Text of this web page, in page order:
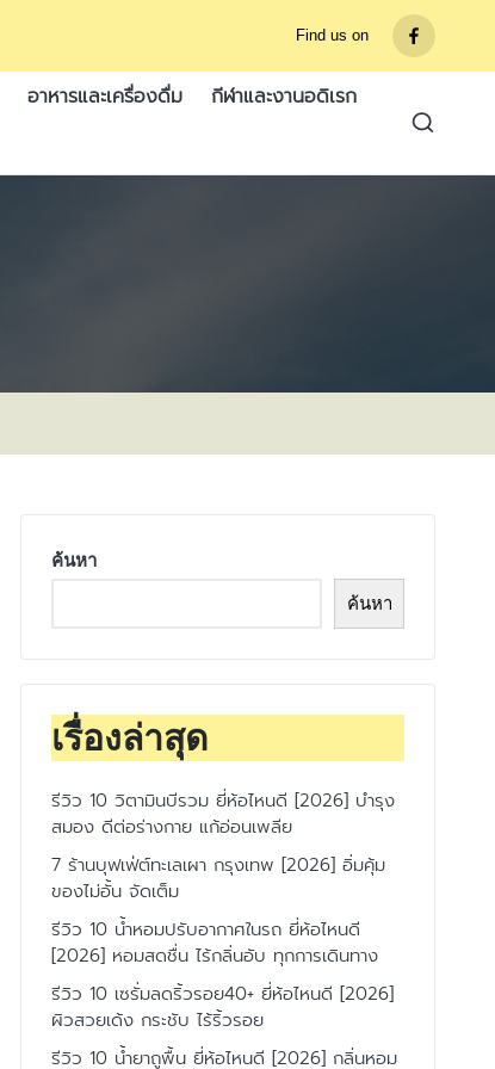
Find us on
รายการ
เมนู
อาหารและเครื่องดื่ม
กีฬาและงานอดิเรก
ค้นหา
ค้นหา
เรื่องล่าสุด
รีวิว 10 วิตามินบีรวม ยี่ห้อไหนดี [2026] บำรุง
สมอง ดีต่อร่างกาย แก้อ่อนเพลีย
7 ร้านบุฟเฟ่ต์ทะเลเผา กรุงเทพ [2026] อิ่มคุ้ม
ของไม่อั้น จัดเต็ม
รีวิว 10 น้ำหอมปรับอากาศในรถ ยี่ห้อไหนดี
[2026] หอมสดชื่น ไร้กลิ่นอับ ทุกการเดินทาง
รีวิว 10 เซรั่มลดริ้วรอย40+ ยี่ห้อไหนดี [2026]
ผิวสวยเด้ง กระชับ ไร้ริ้วรอย
รีวิว 10 น้ำยาถูพื้น ยี่ห้อไหนดี [2026] กลิ่นหอม